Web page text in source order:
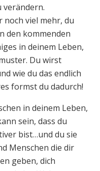
verändern.
noch viel mehr, du
den kommenden
in deinem Leben,
Du wirst
wie du das endlich
formst du dadurch!
in deinem Leben,
sein, dass du
bist…und du sie
Menschen die dir
geben, dich